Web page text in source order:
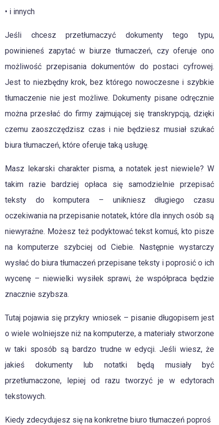
• i innych
Jeśli chcesz przetłumaczyć dokumenty tego typu,
powinieneś zapytać w biurze tłumaczeń, czy oferuje ono
możliwość przepisania dokumentów do postaci cyfrowej.
Jest to niezbędny krok, bez którego nowoczesne i szybkie
tłumaczenie nie jest możliwe. Dokumenty pisane odręcznie
można przesłać do firmy zajmującej się transkrypcją, dzięki
czemu zaoszczędzisz czas i nie będziesz musiał szukać
biura tłumaczeń, które oferuje taką usługę.
Masz lekarski charakter pisma, a notatek jest niewiele? W
takim razie bardziej opłaca się samodzielnie przepisać
teksty do komputera – unikniesz długiego czasu
oczekiwania na przepisanie notatek, które dla innych osób są
niewyraźne. Możesz też podyktować tekst komuś, kto pisze
na komputerze szybciej od Ciebie. Następnie wystarczy
wysłać do biura tłumaczeń przepisane teksty i poprosić o ich
wycenę – niewielki wysiłek sprawi, że współpraca będzie
znacznie szybsza.
Tutaj pojawia się przykry wniosek – pisanie długopisem jest
o wiele wolniejsze niż na komputerze, a materiały stworzone
w taki sposób są bardzo trudne w edycji. Jeśli wiesz, że
jakieś dokumenty lub notatki będą musiały być
przetłumaczone, lepiej od razu tworzyć je w edytorach
tekstowych.
Kiedy zdecydujesz się na konkretne biuro tłumaczeń poproś